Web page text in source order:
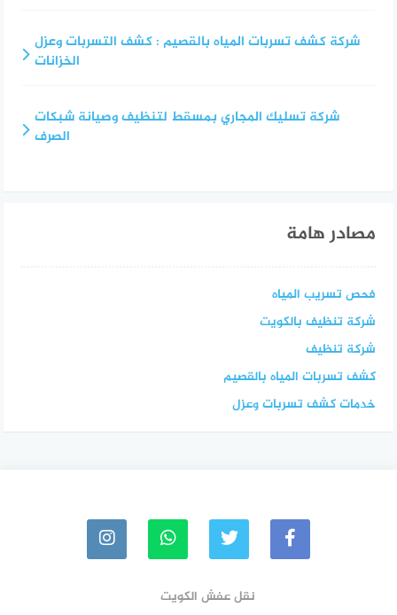
شركة كشف تسربات المياه بالقصيم : كشف التسربات وعزل
الخزانات
شركة تسليك المجاري بمسقط لتنظيف وصيانة شبكات
الصرف
مصادر هامة
فحص تسريب المياه
شركة تنظيف بالكويت
شركة تنظيف
كشف تسربات المياه بالقصيم
خدمات كشف تسربات وعزل
نقل عفش الكويت